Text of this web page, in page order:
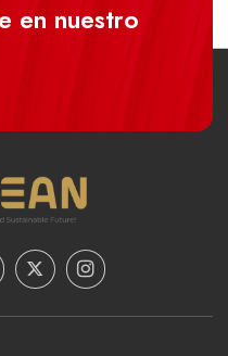
en nuestro